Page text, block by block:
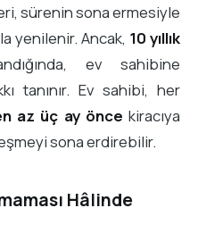
sürenin sona ermesiyle
yenilenir. Ancak, 10 yıllık
ev sahibine
tanınır. Ev sahibi, her
az üç ay önce kiracıya
sona erdirebilir.
Hâlinde